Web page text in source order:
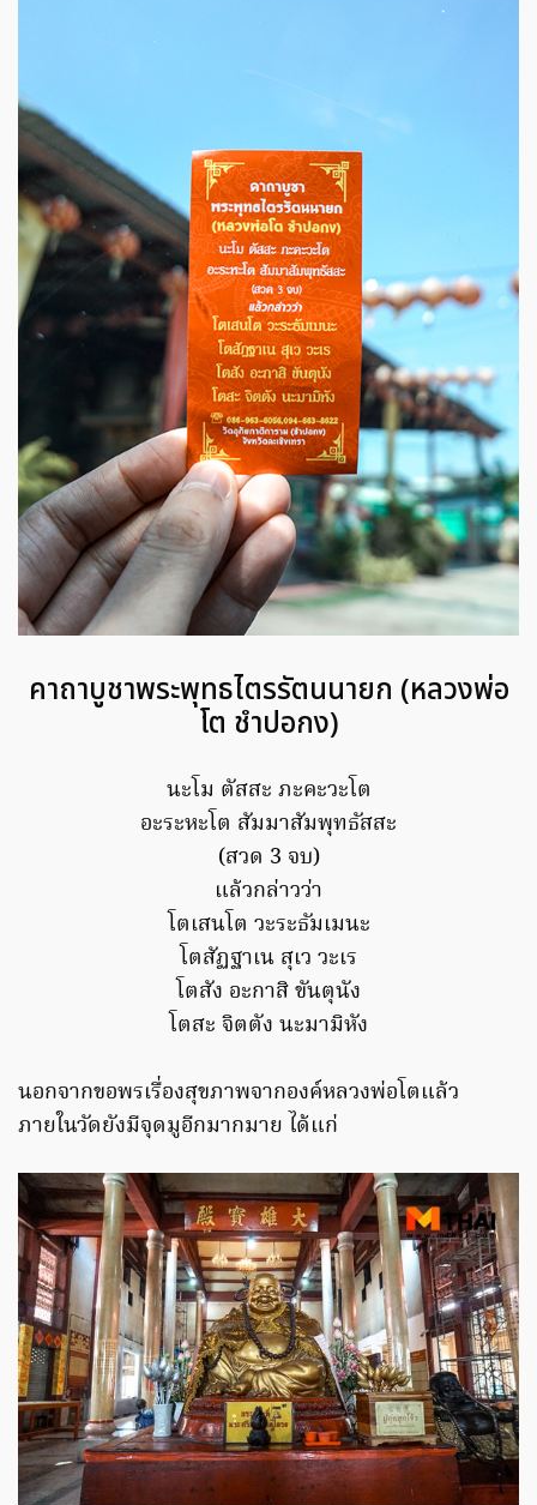
คาถาบูชาพระพุทธไตรรัตนนายก (หลวงพ่อ
โต ชำปอกง)
นะโม ตัสสะ ภะคะวะโต
อะระหะโต สัมมาสัมพุทธัสสะ
(สวด 3 จบ)
แล้วกล่าวว่า
โตเสนโต วะระธัมเมนะ
โตสัฏฐาเน สุเว วะเร
โตสัง อะกาสิ ขันตุนัง
โตสะ จิตตัง นะมามิหัง
นอกจากขอพรเรื่องสุขภาพจากองค์หลวงพ่อโตแล้ว
ภายในวัดยังมีจุดมูอีกมากมาย ได้แก่